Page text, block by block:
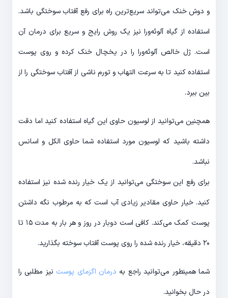
و دوش خنک می‌تواند سریع‌ترین راه برای رفع آفتاب سوختگی باشد.
استفاده از گیاه آلوئه‌ورا نیز یک روش رایج و سریع برای درمان آن
است. ژل خالص آلوئه‌ورا را در یخچال خنک کرده و روی پوست
استفاده کنید تا به سرعت التهاب و تورم ناشی از آفتاب سوختگی را از
بین ببرد.
همچنین می‌توانید از لوسیون حاوی این گیاه استفاده کنید اما دقت
داشته باشید که لوسیون مورد استفاده شما حاوی الکل و اسانس
نباشد.
برای رفع این سوختگی می‌توانید از یک خیار رنده شده نیز استفاده
کنید. خیار حاوی مقادیر زیادی آب است که به مرطوب نگه داشتن
پوست کمک می‌کند. کافی است دوبار در روز و هر بار به مدت ۱۵ تا
۲۰ دقیقه، خیار رنده شده را روی پوست آفتاب سوخته بگذارید.
شما همینطور می‌توانید راجع به درمان اگزمای پوست نیز مطلبی را
در حال بخوانید.